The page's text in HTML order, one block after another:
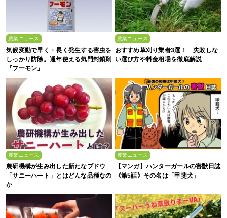
農業ニュース
気候変動で早く・長く発生する害虫を
しっかり防除。通年使える気門封鎖剤
『フーモン』
農業ニュース
おすすめ草刈り業者3選！ 失敗しな
い選び方や料金相場を徹底解説
農業ニュース
農研機構が生み出した新たなブドウ
「サニーハート」とはどんな品種なの
か
農業ニュース
【マンガ】ハンターガールの害獣日誌
《第5話》その名は「甲斐犬」